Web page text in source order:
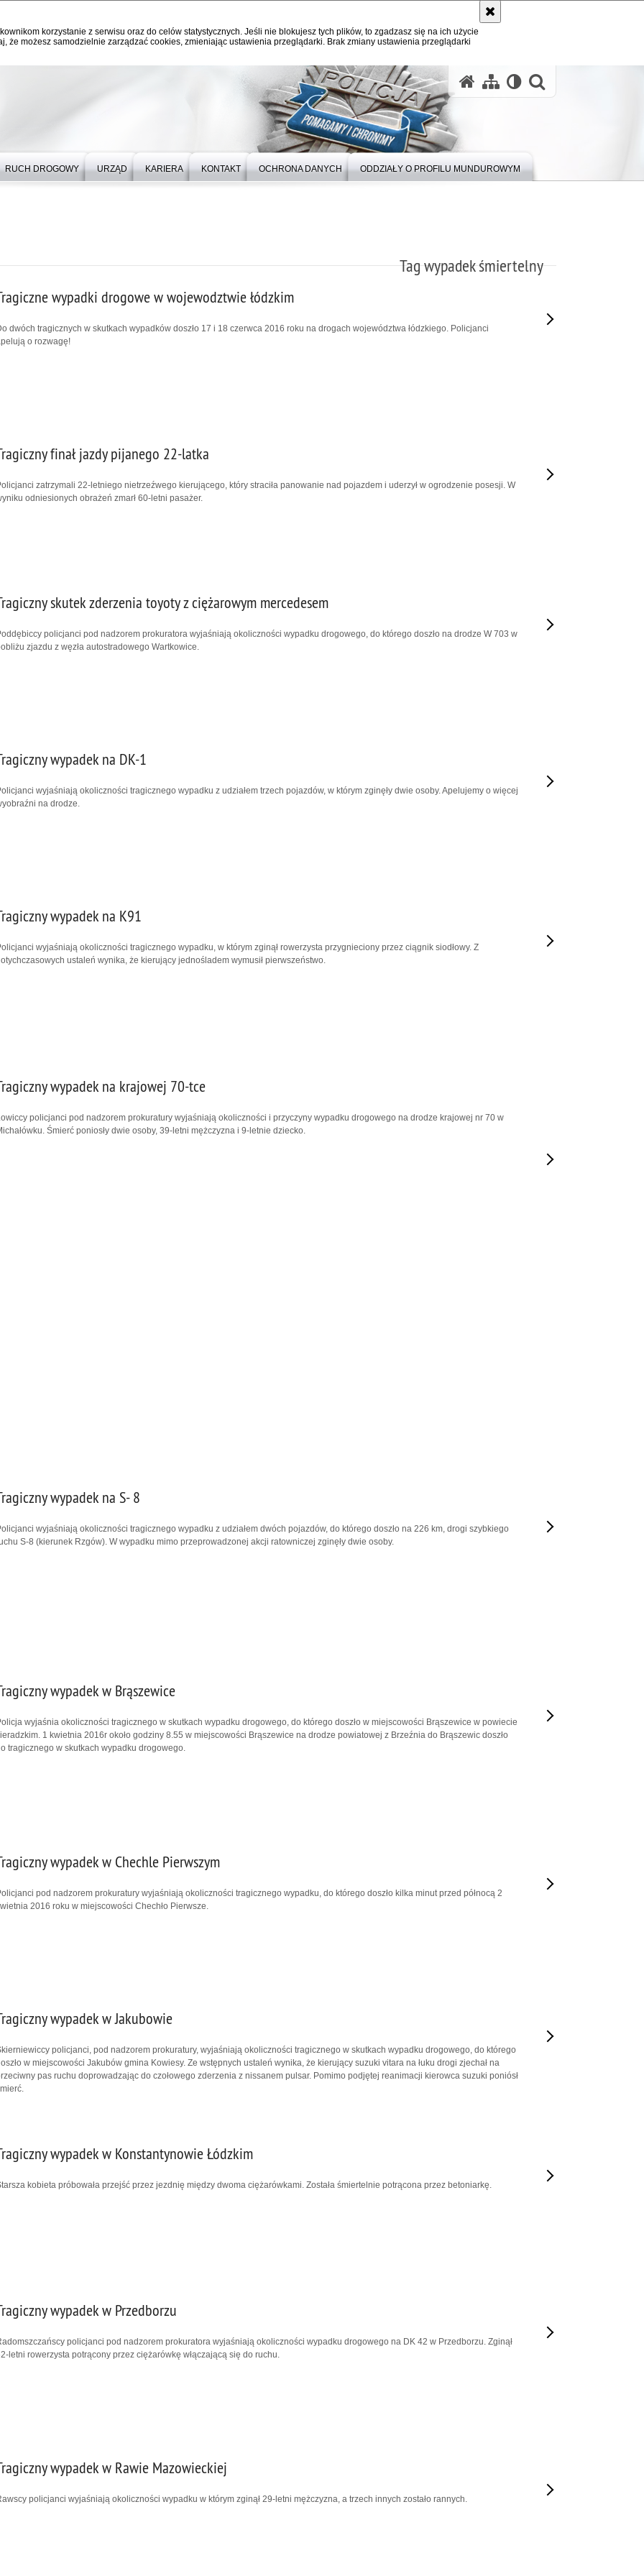
korzystanie z serwisu oraz do celów statystycznych. Jeśli nie blokujesz tych plików, to zgadzasz się na ich użycie
że możesz samodzielnie zarządzać cookies, zmieniając ustawienia przeglądarki. Brak zmiany ustawienia przeglądarki
RUCH DROGOWY URZĄD KARIERA KONTAKT OCHRONA DANYCH ODDZIAŁY O PROFILU MUNDUROWYM
Tag wypadek śmiertelny
wypadki drogowe w wojewodztwie łódzkim
dwóch tragicznych w skutkach wypadków doszło 17 i 18 czerwca 2016 roku na drogach województwa łódzkiego. Policjanci
o rozwagę!
finał jazdy pijanego 22-latka
zatrzymali 22-letniego nietrzeźwego kierującego, który straciła panowanie nad pojazdem i uderzył w ogrodzenie posesji. W
odniesionych obrażeń zmarł 60-letni pasażer.
skutek zderzenia toyoty z ciężarowym mercedesem
policjanci pod nadzorem prokuratora wyjaśniają okoliczności wypadku drogowego, do którego doszło na drodze W 703 w
zjazdu z węzła autostradowego Wartkowice.
wypadek na DK-1
wyjaśniają okoliczności tragicznego wypadku z udziałem trzech pojazdów, w którym zginęły dwie osoby. Apelujemy o więcej
na drodze.
wypadek na K91
wyjaśniają okoliczności tragicznego wypadku, w którym zginął rowerzysta przygnieciony przez ciągnik siodłowy. Z
ustaleń wynika, że kierujący jednośladem wymusił pierwszeństwo.
wypadek na krajowej 70-tce
policjanci pod nadzorem prokuratury wyjaśniają okoliczności i przyczyny wypadku drogowego na drodze krajowej nr 70 w
Śmierć poniosły dwie osoby, 39-letni mężczyzna i 9-letnie dziecko.
wypadek na S- 8
wyjaśniają okoliczności tragicznego wypadku z udziałem dwóch pojazdów, do którego doszło na 226 km, drogi szybkiego
S-8 (kierunek Rzgów). W wypadku mimo przeprowadzonej akcji ratowniczej zginęły dwie osoby.
wypadek w Brąszewice
wyjaśnia okoliczności tragicznego w skutkach wypadku drogowego, do którego doszło w miejscowości Brąszewice w powiecie
1 kwietnia 2016r około godziny 8.55 w miejscowości Brąszewice na drodze powiatowej z Brzeźnia do Brąszewic doszło
tragicznego w skutkach wypadku drogowego.
wypadek w Chechle Pierwszym
pod nadzorem prokuratury wyjaśniają okoliczności tragicznego wypadku, do którego doszło kilka minut przed północą 2
2016 roku w miejscowości Chechło Pierwsze.
wypadek w Jakubowie
policjanci, pod nadzorem prokuratury, wyjaśniają okoliczności tragicznego w skutkach wypadku drogowego, do którego
w miejscowości Jakubów gmina Kowiesy. Ze wstępnych ustaleń wynika, że kierujący suzuki vitara na łuku drogi zjechał na
pas ruchu doprowadzając do czołowego zderzenia z nissanem pulsar. Pomimo podjętej reanimacji kierowca suzuki poniósł
wypadek w Konstantynowie Łódzkim
kobieta próbowała przejść przez jezdnię między dwoma ciężarówkami. Została śmiertelnie potrącona przez betoniarkę.
wypadek w Przedborzu
policjanci pod nadzorem prokuratora wyjaśniają okoliczności wypadku drogowego na DK 42 w Przedborzu. Zginął
letni rowerzysta potrącony przez ciężarówkę włączającą się do ruchu.
wypadek w Rawie Mazowieckiej
policjanci wyjaśniają okoliczności wypadku w którym zginął 29-letni mężczyzna, a trzech innych zostało rannych.